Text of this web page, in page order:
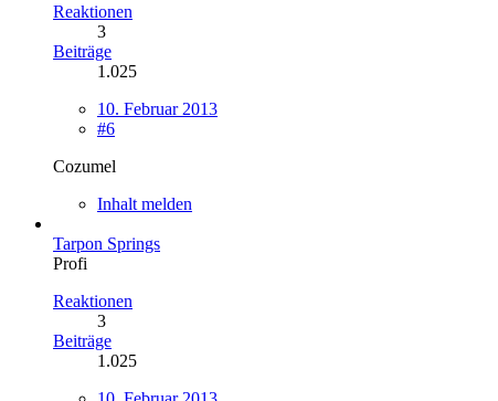
Reaktionen
3
Beiträge
1.025
10. Februar 2013
#6
Cozumel
Inhalt melden
Tarpon Springs
Profi
Reaktionen
3
Beiträge
1.025